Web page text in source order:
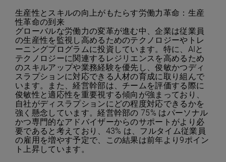
生産性とスキルの向上がもたらす労働力革命：生産
性革命の到来
グローバルな労働力の変革が進む中、企業は従業員
の生産性を監視し高めるためのテクノロジーやトレ
ーニングプログラムに投資しています。特に、AIと
テクノロジーに関連するレジリエンスを高めるため
のスキルアップや業務経験を優先し、俊敏かつディ
スラプションに対応できる人材の育成に取り組んで
います。また、経営幹部は、チームを評価する際に
俊敏性と適応性を重要視する傾向が強まっており、
自社がディスラプションにどの程度対応できるかを
強く懸念しています。経営幹部の 75% はパーソナル
かつ専門的なアドバイザーからのサポートがより必
要であると考えており、43% は、フルタイム従業員
の雇用を増やす予定で、この結果は前年より9ポイン
ト上昇しています。